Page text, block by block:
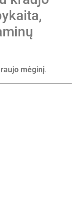
mėginį.